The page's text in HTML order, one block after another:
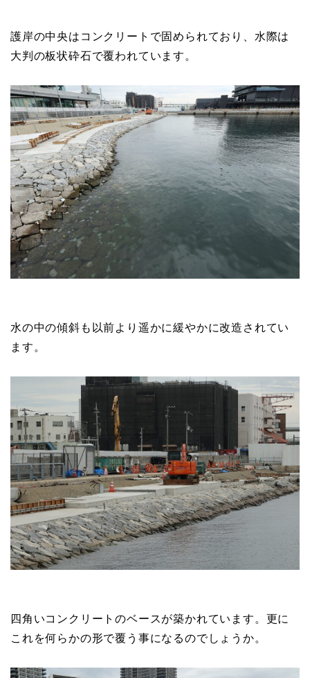
護岸の中央はコンクリートで固められており、水際は
大判の板状砕石で覆われています。
水の中の傾斜も以前より遥かに緩やかに改造されてい
ます。
四角いコンクリートのベースが築かれています。更に
これを何らかの形で覆う事になるのでしょうか。